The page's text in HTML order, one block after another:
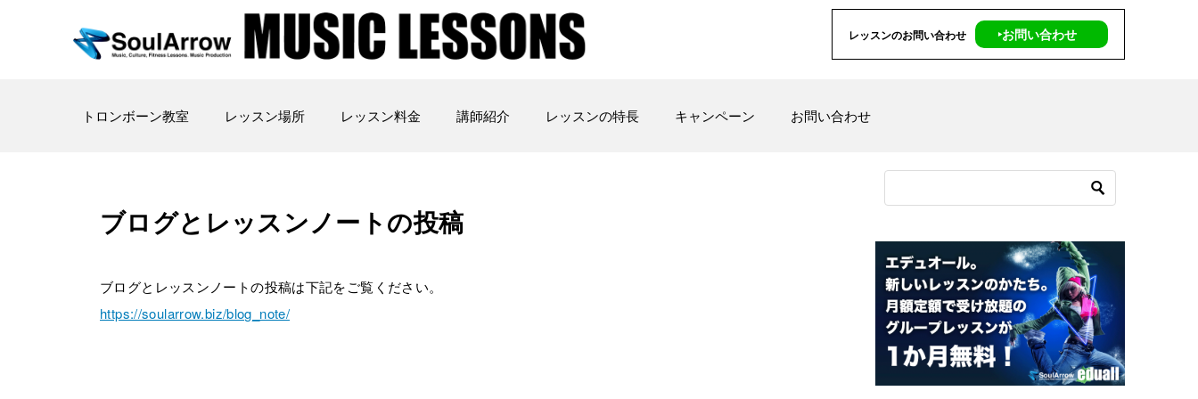
レッスンのお問い合わせ ‣お問い合わせ
トロンボーン教室 レッスン場所 レッスン料金 講師紹介 レッスンの特長 キャンペーン お問い合わせ
ブログとレッスンノートの投稿
ブログとレッスンノートの投稿は下記をご覧ください。
https://soularrow.biz/blog_note/